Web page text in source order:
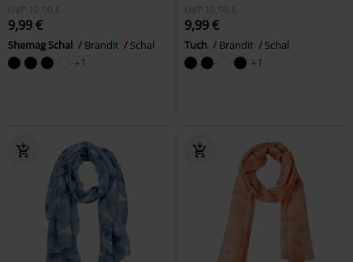
UVP
10,90 €
9,99 €
Shemag Schal Brandit Schal
+1
UVP 10,90 €
9,99 €
Tuch Brandit Schal
+1